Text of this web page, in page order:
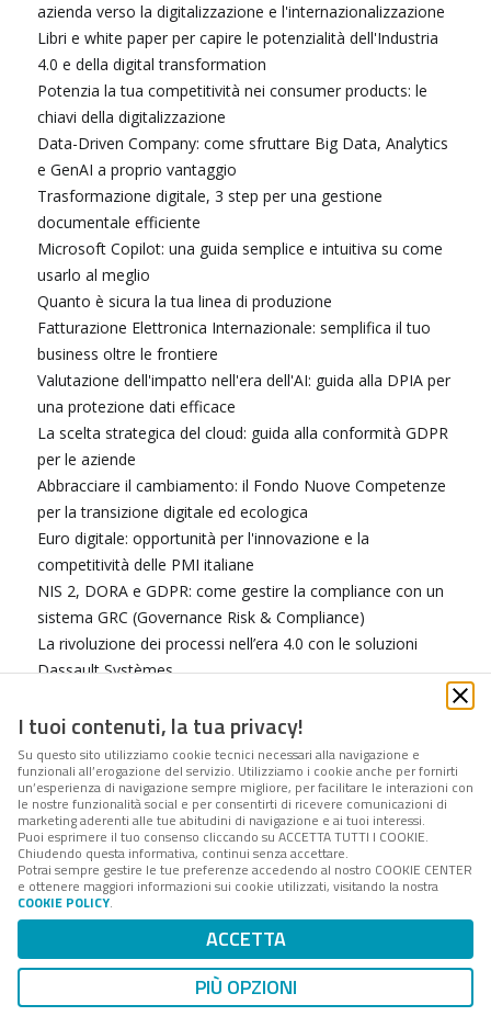
azienda verso la digitalizzazione e l'internazionalizzazione
Libri e white paper per capire le potenzialità dell'Industria
4.0 e della digital transformation
Potenzia la tua competitività nei consumer products: le
chiavi della digitalizzazione
Data-Driven Company: come sfruttare Big Data, Analytics
e GenAI a proprio vantaggio
Trasformazione digitale, 3 step per una gestione
documentale efficiente
Microsoft Copilot: una guida semplice e intuitiva su come
usarlo al meglio
Quanto è sicura la tua linea di produzione
Fatturazione Elettronica Internazionale: semplifica il tuo
business oltre le frontiere
Valutazione dell'impatto nell'era dell'AI: guida alla DPIA per
una protezione dati efficace
La scelta strategica del cloud: guida alla conformità GDPR
per le aziende
Abbracciare il cambiamento: il Fondo Nuove Competenze
per la transizione digitale ed ecologica
Euro digitale: opportunità per l'innovazione e la
competitività delle PMI italiane
NIS 2, DORA e GDPR: come gestire la compliance con un
sistema GRC (Governance Risk & Compliance)
La rivoluzione dei processi nell’era 4.0 con le soluzioni
Dassault Systèmes
giusto soluzioni potenziate
Sanità digitale: trasformare il presente per un futuro
sostenibile
Tecnologie per la sostenibilità agroalimentare:
innovazione e responsabilità per un futuro migliore
Protezione della flotta aziendale: strategie di sicurezza per
i veicoli connessi
1 ... 34
38
39 40 41 42 Successivo »
I tuoi contenuti, la tua privacy!
Su questo sito utilizziamo cookie tecnici necessari alla navigazione e
funzionali all’erogazione del servizio. Utilizziamo i cookie anche per fornirti
un’esperienza di navigazione sempre migliore, per facilitare le interazioni con
le nostre funzionalità social e per consentirti di ricevere comunicazioni di
marketing aderenti alle tue abitudini di navigazione e ai tuoi interessi.
Puoi esprimere il tuo consenso cliccando su ACCETTA TUTTI I COOKIE.
Chiudendo questa informativa, continui senza accettare.
Potrai sempre gestire le tue preferenze accedendo al nostro COOKIE CENTER
e ottenere maggiori informazioni sui cookie utilizzati, visitando la nostra
COOKIE POLICY.
ACCETTA
PIÙ OPZIONI